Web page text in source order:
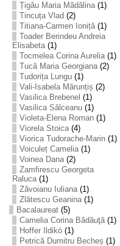
Țigău Maria Mădălina(1)
Tincuța Vlad (2)
Titiana-Carmen Ioniță(1)
Toader Berindeu Andreia
Elisabeta(1)
Tocmelea Corina Aurelia(1)
Tucă Maria Georgiana(2)
Tudorița Lungu(1)
Vali-Isabela Mărunțiș (2)
Vasilica Brebenel (1)
Vasilica Sălceanu(1)
Violeta-Elena Roman(1)
Viorela Stoica(4)
Viorica Tudorache-Marin(1)
Voiculeț Camelia(1)
Voinea Dana(2)
Zamfirescu Georgeta
Raluca(1)
Zăvoianu Iuliana(1)
Zlătescu Geanina(1)
Bacalaureat(5)
Camelia Corina Bădăuţă(1)
Hoffer Ildikó(1)
Petrică Dumitru Becheș (1)